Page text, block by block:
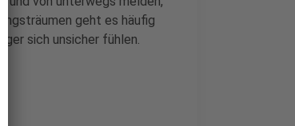
geht es häufig
sich unsicher fühlen.